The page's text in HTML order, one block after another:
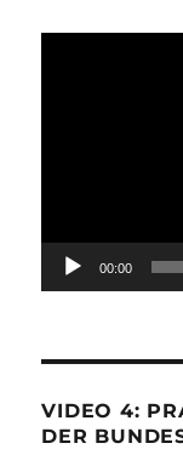
00:00
VIDEO 4:
DER